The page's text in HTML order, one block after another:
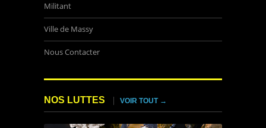
Militant
Ville de Massy
Nous Contacter
NOS LUTTES VOIR TOUT →